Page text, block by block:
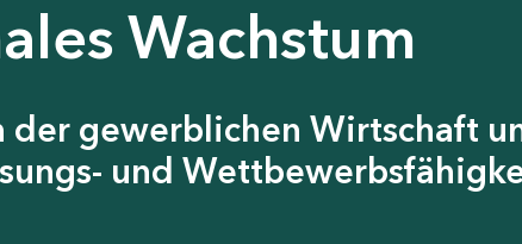
Wachstum
gewerblichen Wirtschaft
und